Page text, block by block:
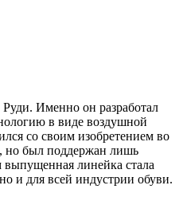
Именно он разработал
в виде воздушной
со своим изобретением во
но был поддержан лишь
линейка стала
и для всей индустрии обуви.